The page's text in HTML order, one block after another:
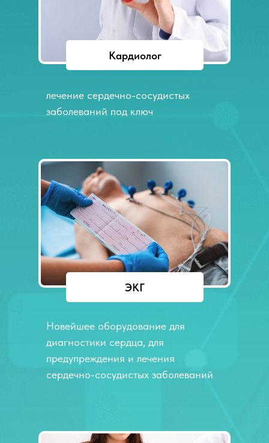
Новейшее оборудование для
диагностики сердца, для
предупреждения и лечения
сердечно-сосудистых заболеваний
лечение сердечно-сосудистых
заболеваний под ключ
Кардиолог
ЭКГ